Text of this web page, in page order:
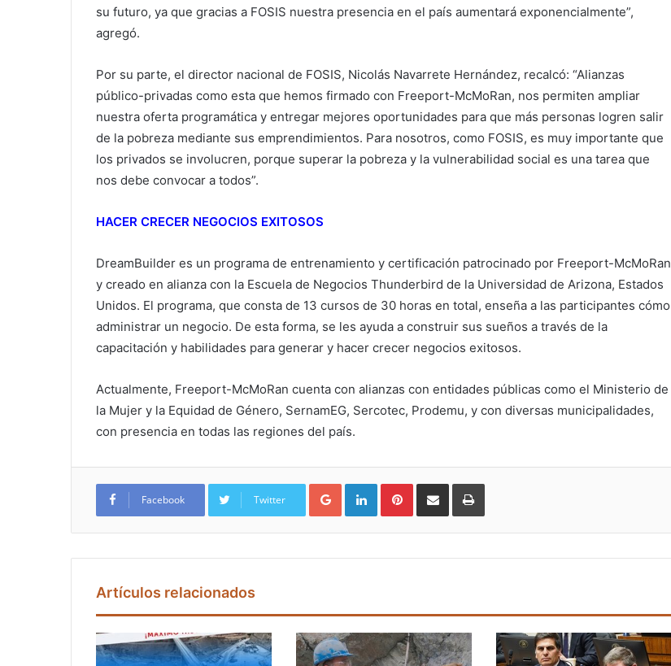
su futuro, ya que gracias a FOSIS nuestra presencia en el país aumentará exponencialmente”,
agregó.
Por su parte, el director nacional de FOSIS, Nicolás Navarrete Hernández, recalcó: “Alianzas
público-privadas como esta que hemos firmado con Freeport-McMoRan, nos permiten ampliar
nuestra oferta programática y entregar mejores oportunidades para que más personas logren salir
de la pobreza mediante sus emprendimientos. Para nosotros, como FOSIS, es muy importante que
los privados se involucren, porque superar la pobreza y la vulnerabilidad social es una tarea que
nos debe convocar a todos”.
HACER CRECER NEGOCIOS EXITOSOS
DreamBuilder es un programa de entrenamiento y certificación patrocinado por Freeport-McMoRan
y creado en alianza con la Escuela de Negocios Thunderbird de la Universidad de Arizona, Estados
Unidos. El programa, que consta de 13 cursos de 30 horas en total, enseña a las participantes cómo
administrar un negocio. De esta forma, se les ayuda a construir sus sueños a través de la
capacitación y habilidades para generar y hacer crecer negocios exitosos.
Actualmente, Freeport-McMoRan cuenta con alianzas con entidades públicas como el Ministerio de
la Mujer y la Equidad de Género, SernamEG, Sercotec, Prodemu, y con diversas municipalidades,
con presencia en todas las regiones del país.
Facebook Twitter
Google+ LinkedIn Pinterest
Artículos relacionados